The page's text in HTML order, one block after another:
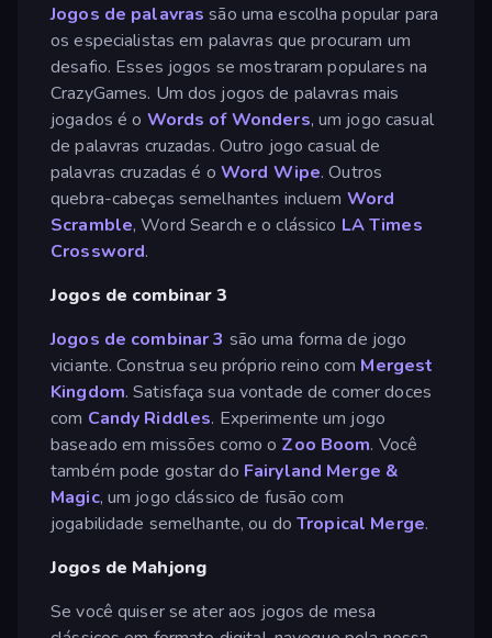
Jogos de palavras são uma escolha popular para
os especialistas em palavras que procuram um
desafio. Esses jogos se mostraram populares na
CrazyGames. Um dos jogos de palavras mais
jogados é o Words of Wonders, um jogo casual
de palavras cruzadas. Outro jogo casual de
palavras cruzadas é o Word Wipe. Outros
quebra-cabeças semelhantes incluem Word
Scramble, Word Search e o clássico LA Times
Crossword.
Jogos de combinar 3
Jogos de combinar 3 são uma forma de jogo
viciante. Construa seu próprio reino com Mergest
Kingdom. Satisfaça sua vontade de comer doces
com Candy Riddles. Experimente um jogo
baseado em missões como o Zoo Boom. Você
também pode gostar do Fairyland Merge &
Magic, um jogo clássico de fusão com
jogabilidade semelhante, ou doTropical Merge.
Jogos de Mahjong
Se você quiser se ater aos jogos de mesa